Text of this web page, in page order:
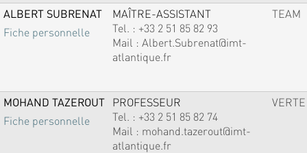
ALBERT SUBRENAT
Fiche personnelle
MAÎTRE-ASSISTANT
Tel. : +33 2 51 85 82 93
Mail : Albert.Subrenat@imt-
atlantique.fr
TEAM
MOHAND TAZEROUT
Fiche personnelle
PROFESSEUR
Tel. : +33 2 51 85 82 74
Mail : mohand.tazerout@imt-
atlantique.fr
VERTE